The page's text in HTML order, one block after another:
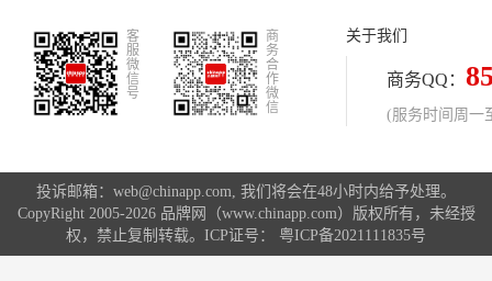
客
服
微
信
号
商
务
合
作
微
信
关于我们
商务QQ：
(服务时间周一
投诉邮箱：web@chinapp.com, 我们将会在48小时内给予处理。
CopyRight 2005-2026 品牌网（www.chinapp.com）版权所有，未经授
权，禁止复制转载。ICP证号： 粤ICP备2021111835号